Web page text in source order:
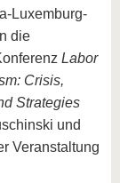
Luxemburg-
die
Labor
Crisis,
Strategies
und
Veranstaltung